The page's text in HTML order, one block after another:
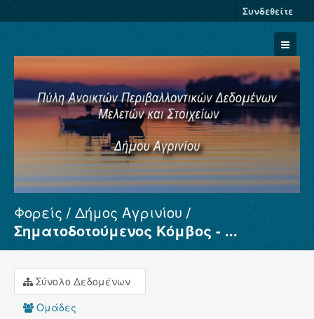
Συνδεθείτε
Σύνολα Δεδομένων
Φορείς
Σχετικά
Φορείς
Δήμος Αγρινίου
Σηματοδοτούμενος Κόμβος - ...
Σύνολο Δεδομένων
Ομάδες